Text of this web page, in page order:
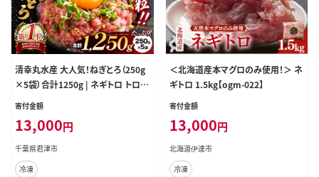
清幸丸水産 大人気！ねぎとろ（250g
×5袋）合計1250g | ネギトロ トロ
鮪 マグロ なめらか まろやか ねぎと
ろ 丼 手巻き 寿司 ネギトロ 丼 千葉
県 君津市 君津 きみつ
寄付金額
13,000円
千葉県君津市
冷凍
＜北海道産本マグロのみ使用！＞ ネ
ギトロ 1.5kg【ogm-022】
寄付金額
13,000円
北海道伊達市
冷凍